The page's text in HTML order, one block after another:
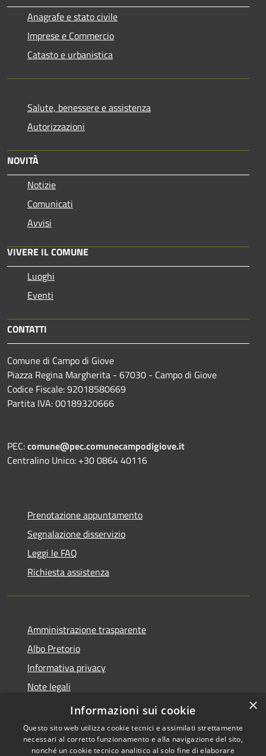
Anagrafe e stato civile
Imprese e Commercio
Catasto e urbanistica
Salute, benessere e assistenza
Autorizzazioni
NOVITÀ
Notizie
Comunicati
Avvisi
VIVERE IL COMUNE
Luoghi
Eventi
CONTATTI
Comune di Campo di Giove
Piazza Regina Margherita - 67030 - Campo di Giove
Codice Fiscale: 92018580669
Partita IVA: 00189320666
PEC:comune@pec.comunecampodigiove.it
Centralino Unico: +30 0864 40116
Prenotazione appuntamento
Segnalazione disservizio
Leggi le FAQ
Richiesta assistenza
Amministrazione trasparente
Albo Pretorio
Informativa privacy
Note legali
Dichiarazione di accessibilità
×
Informazioni sui cookie
Questo sito web utilizza cookie tecnici e assimilati strettamente
necessari al corretto funzionamento e alla navigazione del sito,
nonché un cookie tecnico analitico al solo fine di elaborare